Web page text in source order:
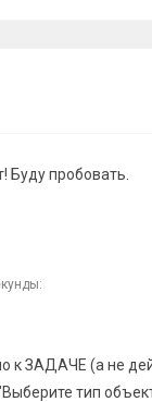
Буду пробовать.
к ЗАДАЧЕ (а не
тип